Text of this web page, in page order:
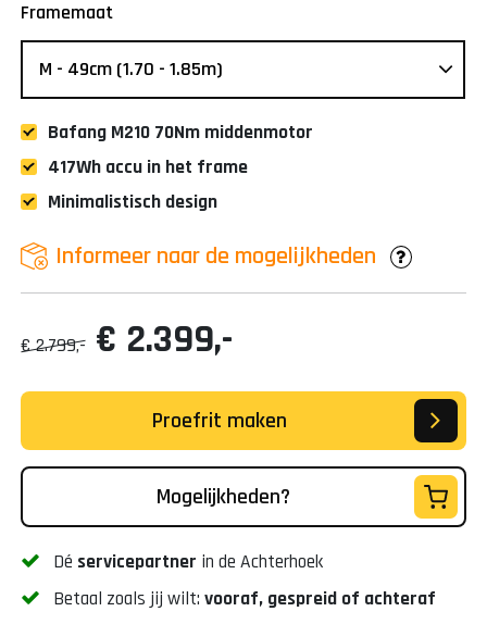
Framemaat
Bafang M210 70Nm middenmotor
417Wh accu in het frame
Minimalistisch design
Informeer naar de mogelijkheden
€ 2.799,- € 2.399,-
Proefrit maken
Mogelijkheden?
Dé servicepartner in de Achterhoek
Betaal zoals jij wilt:vooraf, gespreid of achteraf